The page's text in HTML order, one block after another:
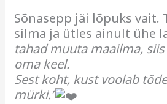
Sõnasepp jäi lõpuks vait.
silma ja ütles ainult ühe
tahad muuta maailma,
oma keel.
Sest koht, kust voolab
mürki.”